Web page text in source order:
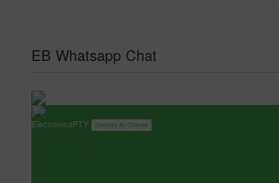
EB Whatsapp Chat
ElectronicaPTY Servicio Al Cliente